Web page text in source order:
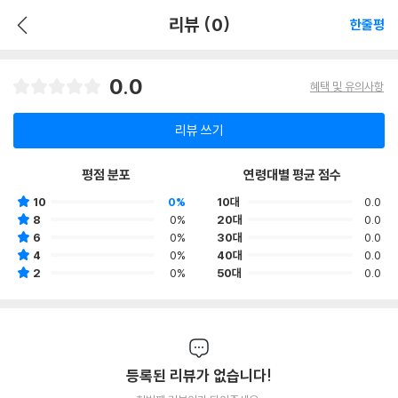
리뷰 (0) 한줄평
0.0 혜택 및 유의사항
리뷰 쓰기
평점 분포
10
0%
8
0%
6
0%
4
0%
2
0%
연령대별 평균 점수
10대
0.0
20대
0.0
30대
0.0
40대
0.0
50대
0.0
등록된 리뷰가 없습니다!